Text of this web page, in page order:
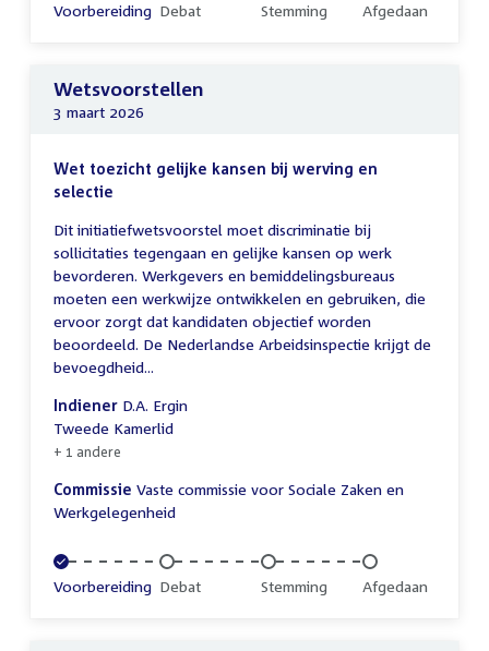
Voltooid:
Voorbereiding Onvoltooid:
Debat Onvoltooid:
Stemming Onvoltooid:
Afgedaan
Wetsvoorstellen
3 maart 2026
Wet toezicht gelijke kansen bij werving en
selectie
Dit initiatiefwetsvoorstel moet discriminatie bij
sollicitaties tegengaan en gelijke kansen op werk
bevorderen. Werkgevers en bemiddelingsbureaus
moeten een werkwijze ontwikkelen en gebruiken, die
ervoor zorgt dat kandidaten objectief worden
beoordeeld. De Nederlandse Arbeidsinspectie krijgt de
bevoegdheid...
Indiener D.A. Ergin
Tweede Kamerlid
+ 1 andere
Commissie Vaste commissie voor Sociale Zaken en
Werkgelegenheid
Voltooid:
Voorbereiding Onvoltooid:
Debat Onvoltooid:
Stemming Onvoltooid:
Afgedaan